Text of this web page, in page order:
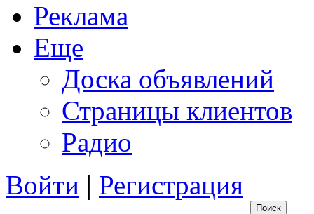
Реклама
Еще
Доска объявлений
Страницы клиентов
Радио
Войти | Регистрация
Поиск